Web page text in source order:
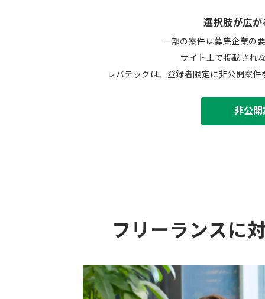
選択肢が広が
一部の案件は募集企業の
サイト上で掲載され
レバテックは、登録者限定に非公開案
非公
フリーランスに